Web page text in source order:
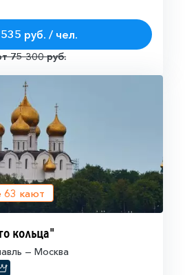
руб. / чел.
75 300 руб.
63 кают
кольца"
— Москва